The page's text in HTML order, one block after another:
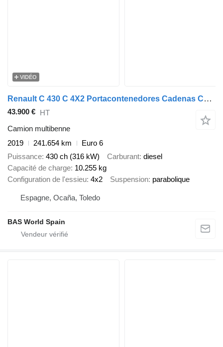
VIDÉO
Renault C 430 C 4X2 Portacontenedores Cadenas Cambio Automático Euro 6
43.900 € HT
Camion multibenne
2019
241.654 km
Euro 6
Puissance 430 ch (316 kW) Carburant diesel
Capacité de charge 10.255 kg
Configuration de l'essieu 4x2 Suspension parabolique
Espagne, Ocaña, Toledo
BAS World Spain